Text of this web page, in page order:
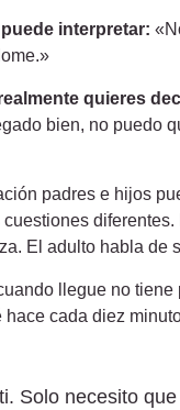
interpretar:
quieres
bien, no puedo
padres e hijos
El adulto habla de
llegue no tiene
hace cada diez
Solo necesito